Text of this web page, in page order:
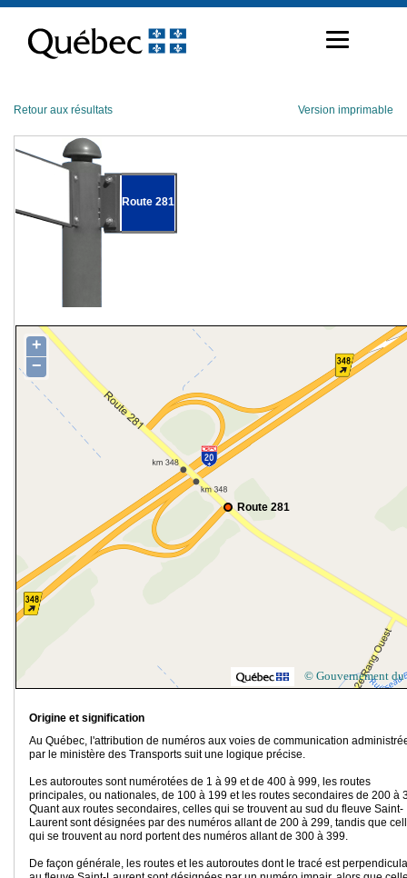
contenu
Retour aux résultats Version imprimable
Route 281
Route 281
+
−
© Gouvernement du
Origine et signification
Au Québec, l'attribution de numéros aux voies de communication
par le ministère des Transports suit une logique précise.
Les autoroutes sont numérotées de 1 à 99 et de 400 à 999, les routes
principales, ou nationales, de 100 à 199 et les routes secondaires de 200 à
Quant aux routes secondaires, celles qui se trouvent au sud du fleuve Saint-
Laurent sont désignées par des numéros allant de 200 à 299, tandis que
qui se trouvent au nord portent des numéros allant de 300 à 399.
De façon générale, les routes et les autoroutes dont le tracé est